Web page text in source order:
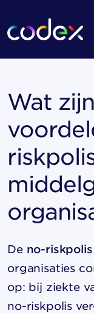
Wat
De no-riskpolis
organisaties
op: bij ziekte
no-riskpolis